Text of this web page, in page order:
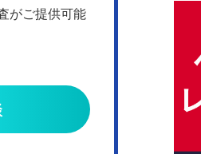
がご提供可能